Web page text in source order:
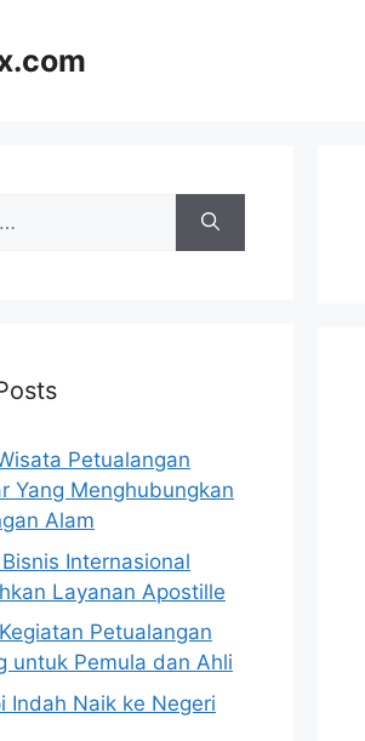
Petualangan
Yang Menghubungkan
Alam
Internasional
Layanan Apostille
Petualangan
untuk Pemula dan Ahli
Indah Naik ke Negeri